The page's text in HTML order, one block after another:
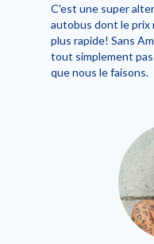
C'est une super
autobus dont le prix
plus rapide! Sans
tout simplement
que nous le faisons.